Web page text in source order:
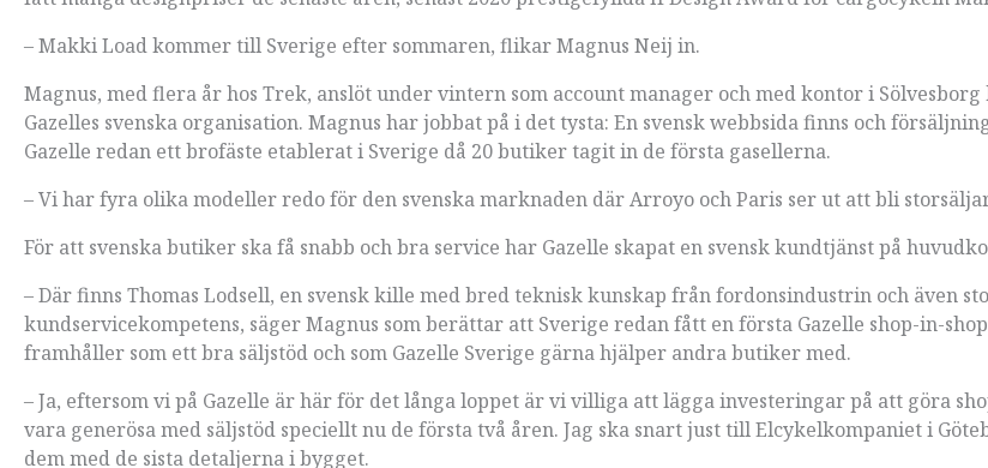
– Makki Load kommer till Sverige efter sommaren, flikar Magnus Neij in.
Magnus, med flera år hos Trek, anslöt under vintern som account manager och med kontor i
Gazelles svenska organisation. Magnus har jobbat på i det tysta: En svensk webbsida finns och
Gazelle redan ett brofäste etablerat i Sverige då 20 butiker tagit in de första gasellerna.
– Vi har fyra olika modeller redo för den svenska marknaden där Arroyo och Paris ser ut att bli
För att svenska butiker ska få snabb och bra service har Gazelle skapat en svensk kundtjänst på
– Där finns Thomas Lodsell, en svensk kille med bred teknisk kunskap från fordonsindustrin och även
kundservicekompetens, säger Magnus som berättar att Sverige redan fått en första Gazelle shop-in-
framhåller som ett bra säljstöd och som Gazelle Sverige gärna hjälper andra butiker med.
– Ja, eftersom vi på Gazelle är här för det långa loppet är vi villiga att lägga investeringar på att göra
vara generösa med säljstöd speciellt nu de första två åren. Jag ska snart just till Elcykelkompaniet i
dem med de sista detaljerna i bygget.